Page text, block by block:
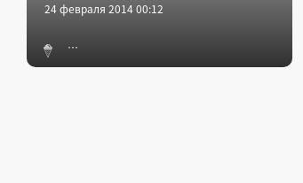
24 февраля 2014 00:12